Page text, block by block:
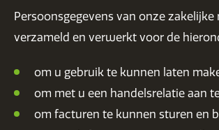
Persoonsgegevens van onze
verzameld en verwerkt voor de
om u gebruik te kunnen laten
om met u een handelsrelatie aan
om facturen te kunnen sturen en